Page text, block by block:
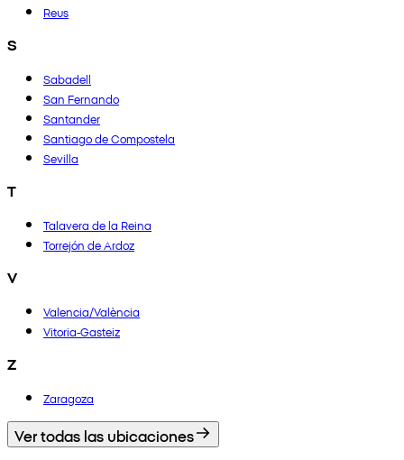
Reus
S
Sabadell
San Fernando
Santander
Santiago de Compostela
Sevilla
T
Talavera de la Reina
Torrejón de Ardoz
V
Valencia/València
Vitoria-Gasteiz
Z
Zaragoza
Ver todas las ubicaciones